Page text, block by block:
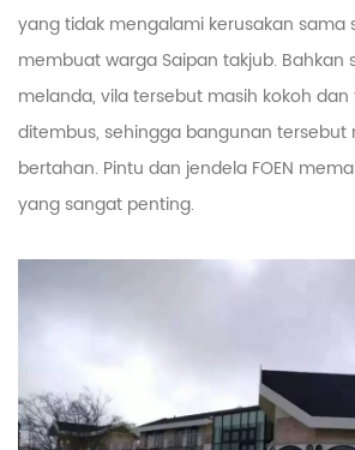
yang tidak mengalami kerusakan sama
membuat warga Saipan takjub. Bahkan
melanda, vila tersebut masih kokoh
ditembus, sehingga bangunan tersebut
bertahan. Pintu dan jendela FOEN
yang sangat penting.